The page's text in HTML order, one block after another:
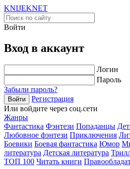
KNIJEKNET
Войти
Вход в аккаунт
Логин
Пароль
Забыли пароль?
Войти
Регистрация
Или войдите через соц.сети
Жанры
Фантастика Фэнтези Попаданцы
Любовное фэнтези Приключения
Боевики Боевая фантастика Юмор
литература Детская литература
ТОП 100 Читать книги